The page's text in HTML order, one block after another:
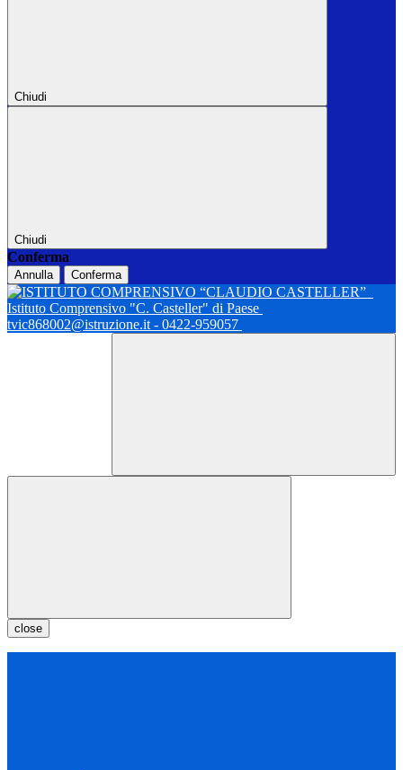
Chiudi
Chiudi
Conferma
Annulla Conferma
Istituto Comprensivo "C. Casteller" di Paese
tvic868002@istruzione.it - 0422-959057
close